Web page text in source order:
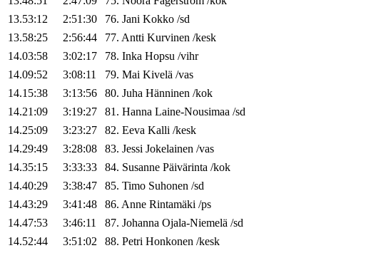
13.53:12
2:51:30 76. Jani Kokko /sd
13.58:25
2:56:44 77. Antti Kurvinen /kesk
14.03:58
3:02:17 78. Inka Hopsu /vihr
14.09:52
3:08:11 79. Mai Kivelä /vas
14.15:38
3:13:56 80. Juha Hänninen /kok
14.21:09
3:19:27 81. Hanna Laine-Nousimaa /sd
14.25:09
3:23:27 82. Eeva Kalli /kesk
14.29:49
3:28:08 83. Jessi Jokelainen /vas
14.35:15
3:33:33 84. Susanne Päivärinta /kok
14.40:29
3:38:47 85. Timo Suhonen /sd
14.43:29
3:41:48 86. Anne Rintamäki /ps
14.47:53
3:46:11 87. Johanna Ojala-Niemelä /sd
14.52:44
3:51:02 88. Petri Honkonen /kesk